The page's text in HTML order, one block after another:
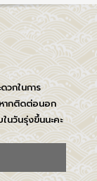
วกในการ
ากติดต่อนอก
นวันรุ่งขึ้นนะคะ